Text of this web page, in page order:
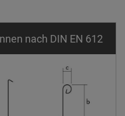
nach DIN EN 612